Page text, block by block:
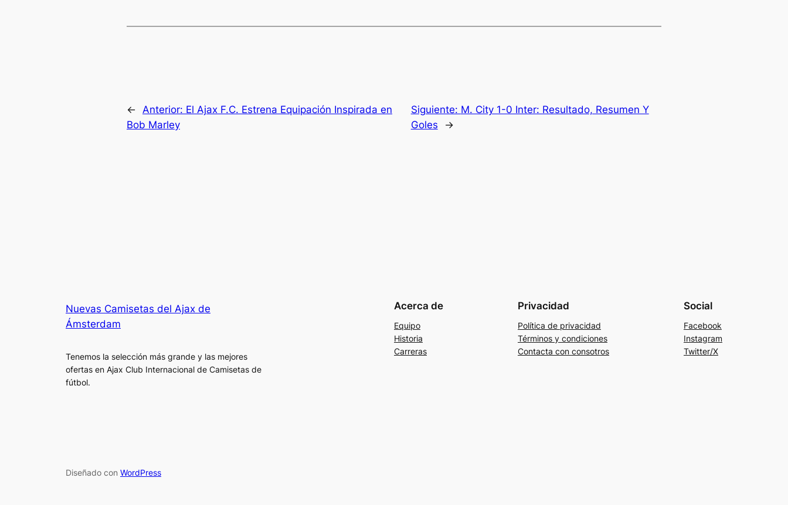
← Anterior: El Ajax F.C. Estrena Equipación Inspirada en
Bob Marley
Siguiente: M. City 1-0 Inter: Resultado, Resumen Y
Goles
→
Nuevas Camisetas del Ajax de
Ámsterdam
Tenemos la selección más grande y las mejores
ofertas en Ajax Club Internacional de Camisetas de
fútbol.
Acerca de
Equipo
Historia
Carreras
Privacidad
Política de privacidad
Términos y condiciones
Contacta con consotros
Social
Facebook
Instagram
Twitter/X
Diseñado con WordPress